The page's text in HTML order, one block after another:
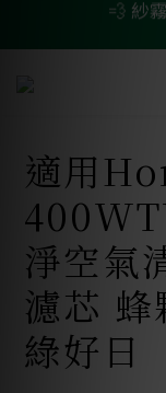
💫 清淨/除
適用
淨空氣
濾芯
綠好日